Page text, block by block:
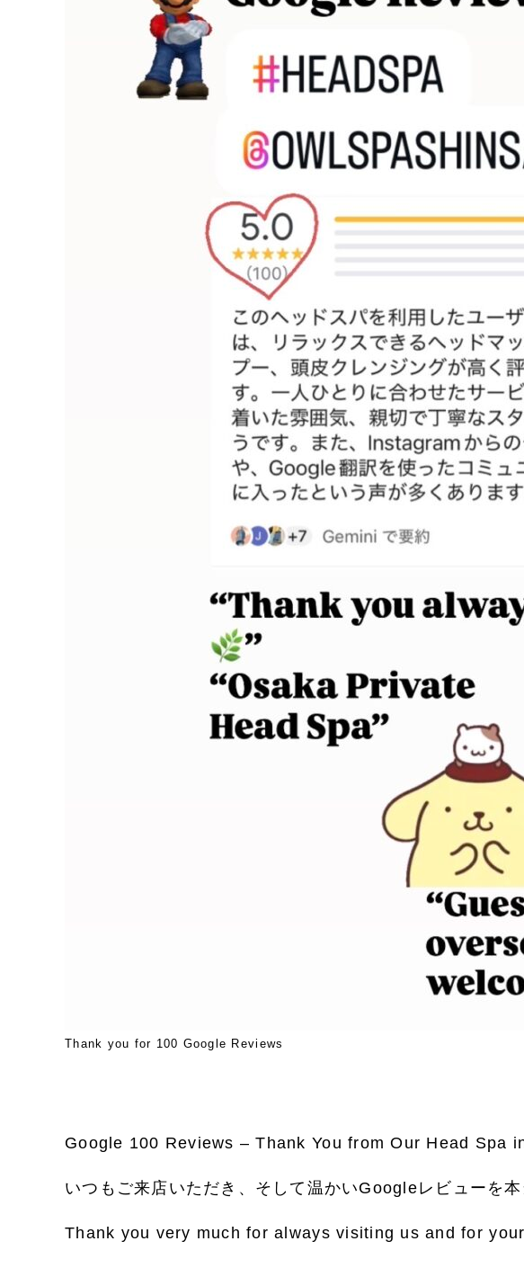
Thank you for 100 Google Reviews
Google 100 Reviews – Thank You from Our Head Spa
いつもご来店いただき、そして温かいGoogleレビューを
Thank you very much for always visiting us and for